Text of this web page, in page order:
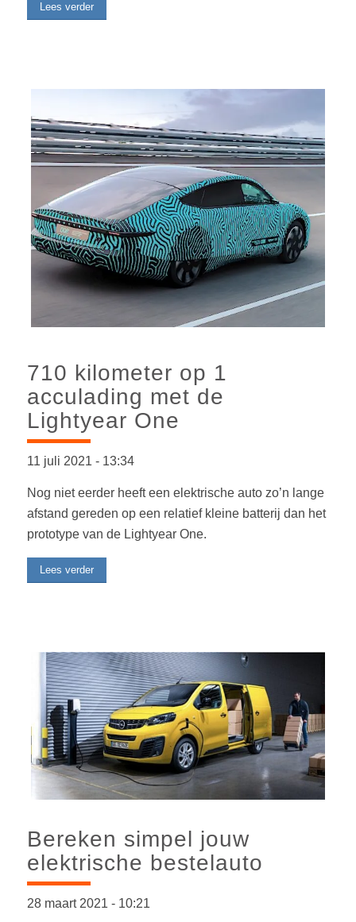
Lees verder
710 kilometer op 1
acculading met de
Lightyear One
11 juli 2021 -13:34
Nog niet eerder heeft een elektrische auto zo’n lange
afstand gereden op een relatief kleine batterij dan het
prototype van de Lightyear One.
Lees verder
Bereken simpel jouw
elektrische bestelauto
28 maart 2021 -10:21